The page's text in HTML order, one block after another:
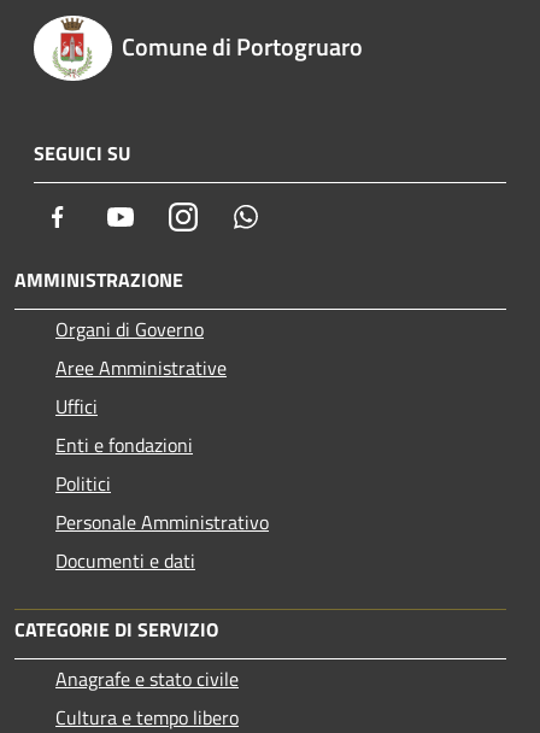
Comune di Portogruaro
SEGUICI SU
Facebook YoutubeInstagram
AMMINISTRAZIONE
Organi di Governo
Aree Amministrative
Uffici
Enti e fondazioni
Politici
Personale Amministrativo
Documenti e dati
CATEGORIE DI SERVIZIO
Anagrafe e stato civile
Cultura e tempo libero